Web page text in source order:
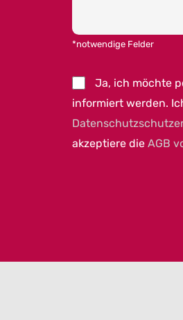
*notwendige Felder
Ja, ich möchte
informiert werden.
akzeptiere die AGB